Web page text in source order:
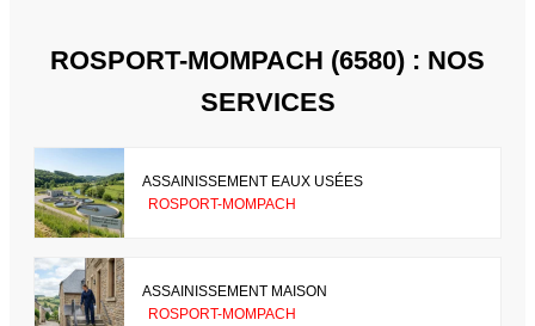
ROSPORT-MOMPACH (6580) : NOS
SERVICES
ASSAINISSEMENT EAUX USÉES
ROSPORT-MOMPACH
ASSAINISSEMENT MAISON
ROSPORT-MOMPACH